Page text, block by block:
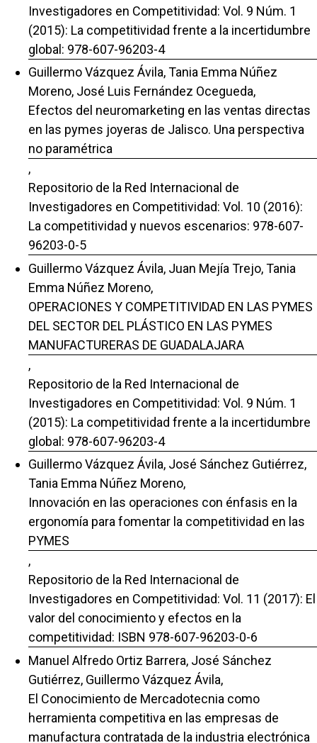
Investigadores en Competitividad: Vol. 9 Núm. 1
(2015): La competitividad frente a la incertidumbre
global: 978-607-96203-4
Guillermo Vázquez Ávila, Tania Emma Núñez
Moreno, José Luis Fernández Ocegueda,
Efectos del neuromarketing en las ventas directas
en las pymes joyeras de Jalisco. Una perspectiva
no paramétrica
,
Repositorio de la Red Internacional de
Investigadores en Competitividad: Vol. 10 (2016):
La competitividad y nuevos escenarios: 978-607-
96203-0-5
Guillermo Vázquez Ávila, Juan Mejía Trejo, Tania
Emma Núñez Moreno,
OPERACIONES Y COMPETITIVIDAD EN LAS PYMES
DEL SECTOR DEL PLÁSTICO EN LAS PYMES
MANUFACTURERAS DE GUADALAJARA
,
Repositorio de la Red Internacional de
Investigadores en Competitividad: Vol. 9 Núm. 1
(2015): La competitividad frente a la incertidumbre
global: 978-607-96203-4
Guillermo Vázquez Ávila, José Sánchez Gutiérrez,
Tania Emma Núñez Moreno,
Innovación en las operaciones con énfasis en la
ergonomía para fomentar la competitividad en las
PYMES
,
Repositorio de la Red Internacional de
Investigadores en Competitividad: Vol. 11 (2017): El
valor del conocimiento y efectos en la
competitividad: ISBN 978-607-96203-0-6
Manuel Alfredo Ortiz Barrera, José Sánchez
Gutiérrez, Guillermo Vázquez Ávila,
El Conocimiento de Mercadotecnia como
herramienta competitiva en las empresas de
manufactura contratada de la industria electrónica